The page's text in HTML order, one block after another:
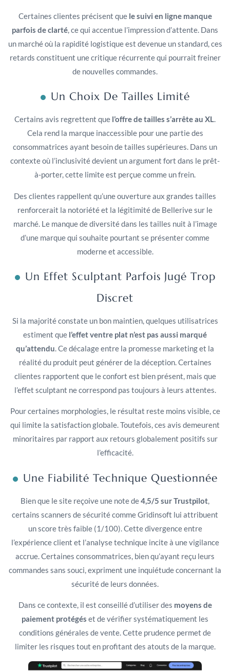
Certaines clientes précisent que le suivi en ligne manque
parfois de clarté, ce qui accentue l’impression d’attente. Dans
un marché où la rapidité logistique est devenue un standard, ces
retards constituent une critique récurrente qui pourrait freiner
de nouvelles commandes.
Un Choix De Tailles Limité
Certains avis regrettent que l’offre de tailles s’arrête au XL.
Cela rend la marque inaccessible pour une partie des
consommatrices ayant besoin de tailles supérieures. Dans un
contexte où l’inclusivité devient un argument fort dans le prêt-
à-porter, cette limite est perçue comme un frein.
Des clientes rappellent qu’une ouverture aux grandes tailles
renforcerait la notoriété et la légitimité de Bellerive sur le
marché. Le manque de diversité dans les tailles nuit à l’image
d’une marque qui souhaite pourtant se présenter comme
moderne et accessible.
Un Effet Sculptant Parfois Jugé Trop
Discret
Si la majorité constate un bon maintien, quelques utilisatrices
estiment que l’effet ventre plat n’est pas aussi marqué
qu’attendu. Ce décalage entre la promesse marketing et la
réalité du produit peut générer de la déception. Certaines
clientes rapportent que le confort est bien présent, mais que
l’effet sculptant ne correspond pas toujours à leurs attentes.
Pour certaines morphologies, le résultat reste moins visible, ce
qui limite la satisfaction globale. Toutefois, ces avis demeurent
minoritaires par rapport aux retours globalement positifs sur
l’efficacité.
Une Fiabilité Technique Questionnée
Bien que le site reçoive une note de4,5/5 sur Trustpilot,
certains scanners de sécurité comme Gridinsoft lui attribuent
un score très faible (1/100). Cette divergence entre
l’expérience client et l’analyse technique incite à une vigilance
accrue. Certaines consommatrices, bien qu’ayant reçu leurs
commandes sans souci, expriment une inquiétude concernant la
sécurité de leurs données.
Dans ce contexte, il est conseillé d’utiliser des moyens de
paiement protégés et de vérifier systématiquement les
conditions générales de vente. Cette prudence permet de
limiter les risques tout en profitant des atouts de la marque.